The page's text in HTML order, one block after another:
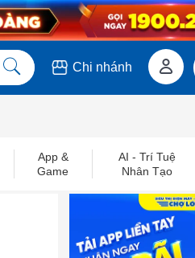
Chi nhánh
App &
Game
AI - Trí Tuệ
Nhân Tạo